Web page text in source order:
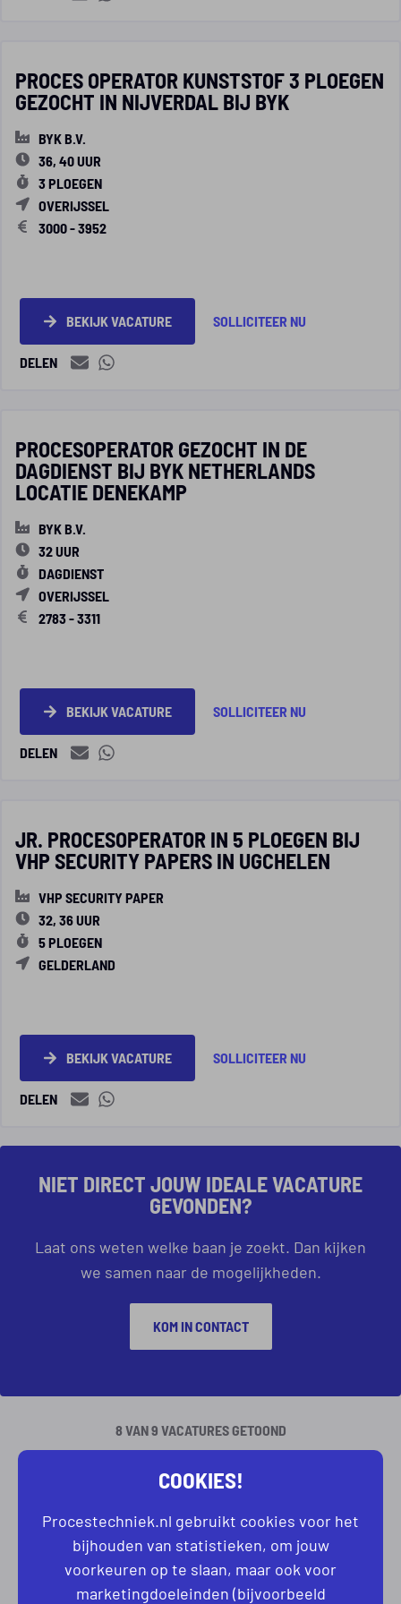
PROCES OPERATOR KUNSTSTOF 3 PLOEGEN
GEZOCHT IN NIJVERDAL BIJ BYK
BYK B.V.
36, 40 UUR
3 PLOEGEN
OVERIJSSEL
3000 - 3952
BEKIJK VACATURE SOLLICITEER NU
DELEN
PROCESOPERATOR GEZOCHT IN DE
DAGDIENST BIJ BYK NETHERLANDS
LOCATIE DENEKAMP
BYK B.V.
32 UUR
DAGDIENST
OVERIJSSEL
2783 - 3311
BEKIJK VACATURE SOLLICITEER NU
DELEN
JR. PROCESOPERATOR IN 5 PLOEGEN BIJ
VHP SECURITY PAPERS IN UGCHELEN
VHP SECURITY PAPER
32, 36 UUR
5 PLOEGEN
GELDERLAND
BEKIJK VACATURE SOLLICITEER NU
DELEN
NIET DIRECT JOUW IDEALE VACATURE
GEVONDEN?
Laat ons weten welke baan je zoekt. Dan kijken
we samen naar de mogelijkheden.
KOM IN CONTACT
8 VAN 9 VACATURES GETOOND
COOKIES!
Procestechniek.nl gebruikt cookies voor het
bijhouden van statistieken, om jouw
voorkeuren op te slaan, maar ook voor
marketingdoeleinden (bijvoorbeeld